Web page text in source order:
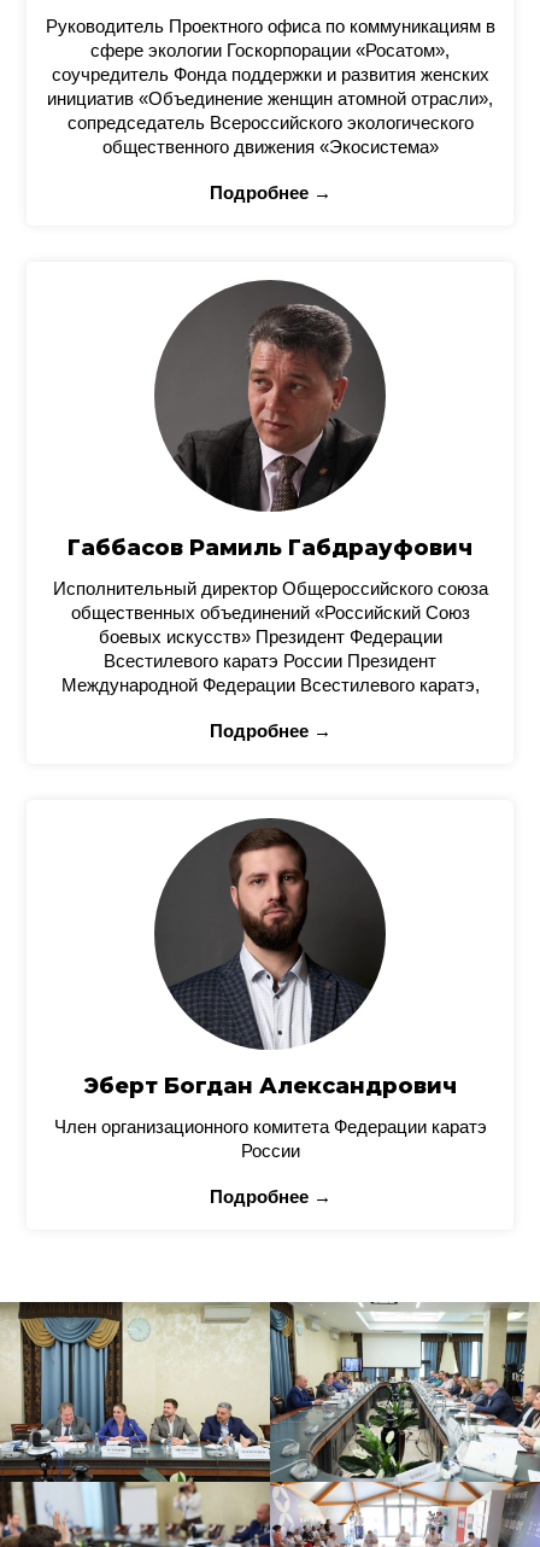
Руководитель Проектного офиса по коммуникациям в
сфере экологии Госкорпорации «Росатом»,
соучредитель Фонда поддержки и развития женских
инициатив «Объединение женщин атомной отрасли»,
сопредседатель Всероссийского экологического
общественного движения «Экосистема»
Подробнее →
Габбасов Рамиль Габдрауфович
Исполнительный директор Общероссийского союза
общественных объединений «Российский Союз
боевых искусств» Президент Федерации
Всестилевого каратэ России Президент
Международной Федерации Всестилевого каратэ,
Подробнее →
Эберт Богдан Александрович
Член организационного комитета Федерации каратэ
России
Подробнее →